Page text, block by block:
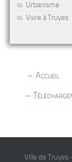
Urbanisme
Vivre à Truyes
Accueil
Ville de Truyes